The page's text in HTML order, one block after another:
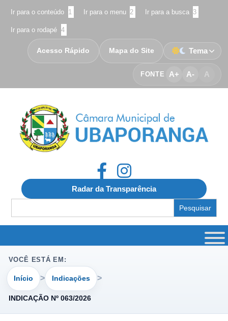
Ir para o conteúdo 1 Ir para o menu 2 Ir para a busca 3
Ir para o rodapé 4
FONTE A+ A- A
Acesso Rápido Mapa do Site Tema
Radar da Transparência
for:
VOCÊ ESTÁ EM:
Início Indicações
INDICAÇÃO Nº 063/2026